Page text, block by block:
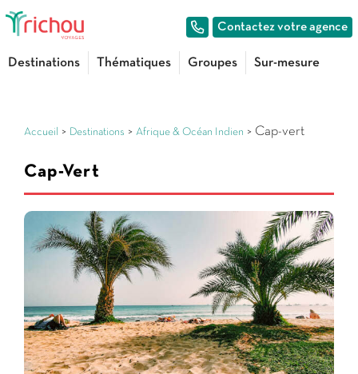
Contactez votre agence
Destinations Thématiques Groupes Sur-mesure
Accueil > Destinations > Afrique & Océan Indien > Cap-vert
Cap-Vert